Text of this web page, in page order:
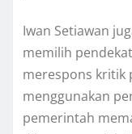
Iwan Setiawan
memilih
merespons kritik
menggunakan
pemerintah